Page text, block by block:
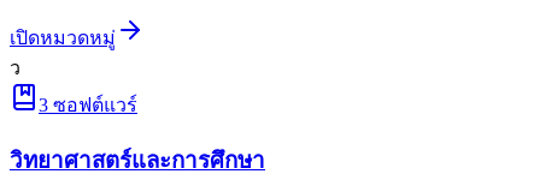
เปิดหมวดหมู่
ว
3 ซอฟต์แวร์
วิทยาศาสตร์และการศึกษา